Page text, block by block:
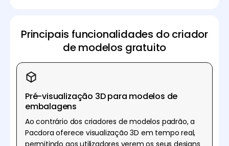
Principais funcionalidades do criador
de modelos gratuito
Pré-visualização 3D para modelos de
embalagens
Ao contrário dos criadores de modelos padrão, a
Pacdora oferece visualização 3D em tempo real,
permitindo aos utilizadores verem os seus designs